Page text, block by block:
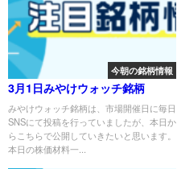
今朝の銘柄情報
3月1日みやけウォッチ銘柄
みやけウォッチ銘柄は、市場開催日に毎日
SNSにて投稿を行っていましたが、本日か
らこちらで公開していきたいと思います。
本日の株価材料一...